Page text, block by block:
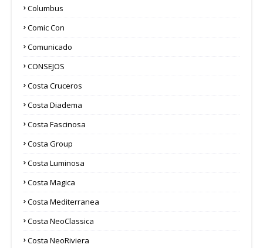
Columbus
Comic Con
Comunicado
CONSEJOS
Costa Cruceros
Costa Diadema
Costa Fascinosa
Costa Group
Costa Luminosa
Costa Magica
Costa Mediterranea
Costa NeoClassica
Costa NeoRiviera